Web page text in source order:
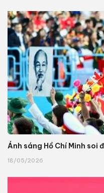
Ánh sáng Hồ Chí Minh soi
18/05/2026